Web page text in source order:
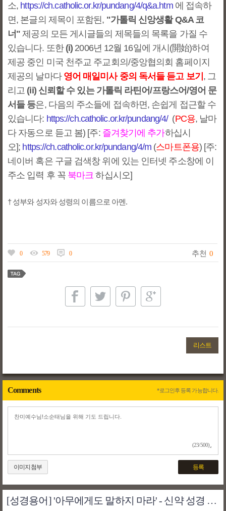
소, https://ch.catholic.or.kr/pundang/4/q&a.htm에 접속하
면, 본글의 제목이 포함된, "가톨릭 신앙생활 Q&A 코
너" 제공의 모든 게시글들의 제목들의 목록을 가질 수
있습니다. 또한 (i) 2006년 12월 16일에 개시(開始)하여
제공 중인 미국 천주교 주교회의/중앙협의회 홈페이지
제공의 날마다 영어 매일미사 중의 독서들 듣고 보기 , 그
리고 (ii) 신뢰할 수 있는 가톨릭 라틴어/프랑스어/영어 문
서들 등은, 다음의 주소들에 접속하면, 손쉽게 접근할 수
있습니다: https://ch.catholic.or.kr/pundang/4/(PC용, 날마
다 자동으로 듣고 봄) [주: 즐겨찾기에 추가하십시
오]; https://ch.catholic.or.kr/pundang/4/m (스마트폰용) [주:
네이버 혹은 구글 검색창 위에 있는 인터넷 주소창에 이
주소 입력 후 꼭 북마크 하십시오]
† 성부와 성자와 성령의 이름으로 아멘.
0 579 0 추천 0
리스트
Comments *로그인후 등록 가능합니다.
(23/500)
이미지첨부 등록
[성경용어] '아무에게도 말하지 마라' - 신약 성경 본문 번역 및 주석의 개선 과정에 대한 고찰의 예(example) 한 개